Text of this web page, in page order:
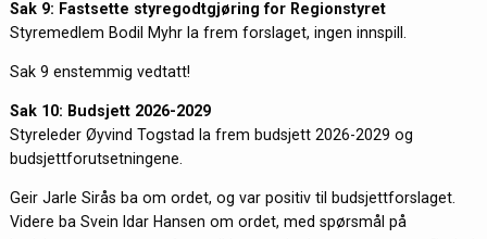
Sak 9: Fastsette styregodtgjøring for Regionstyret
Styremedlem Bodil Myhr la frem forslaget, ingen innspill.
Sak 9 enstemmig vedtatt!
Sak 10: Budsjett 2026-2029
Styreleder Øyvind Togstad la frem budsjett 2026-2029 og
budsjettforutsetningene.
Geir Jarle Sirås ba om ordet, og var positiv til budsjettforslaget.
Videre ba Svein Idar Hansen om ordet, med spørsmål på